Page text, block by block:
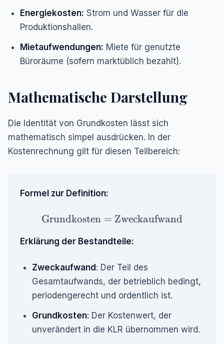
Energiekosten: Strom und Wasser für die
Produktionshallen.
Mietaufwendungen: Miete für genutzte
Büroräume (sofern marktüblich bezahlt).
Mathematische Darstellung
Die Identität von Grundkosten lässt sich
mathematisch simpel ausdrücken. In der
Kostenrechnung gilt für diesen Teilbereich:
Formel zur Definition:
\text{Grundkosten} =
Grundkosten = Zweckaufwand
Erklärung der Bestandteile:
Zweckaufwand: Der Teil des
Gesamtaufwands, der betrieblich bedingt,
periodengerecht und ordentlich ist.
Grundkosten: Der Kostenwert, der
unverändert in die KLR übernommen wird.